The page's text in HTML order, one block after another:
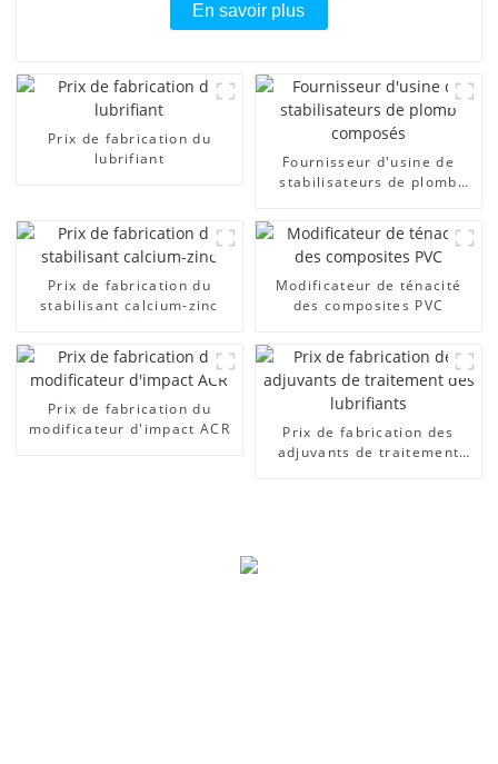
En savoir plus
Prix ​​de fabrication du
lubrifiant
Fournisseur d'usine de
stabilisateurs de plomb
Prix ​​de fabrication du
stabilisant calcium-zinc
Modificateur de ténacité
des composites PVC
Prix ​​de fabrication du
modificateur d'impact ACR
Prix ​​de fabrication des
adjuvants de traitement